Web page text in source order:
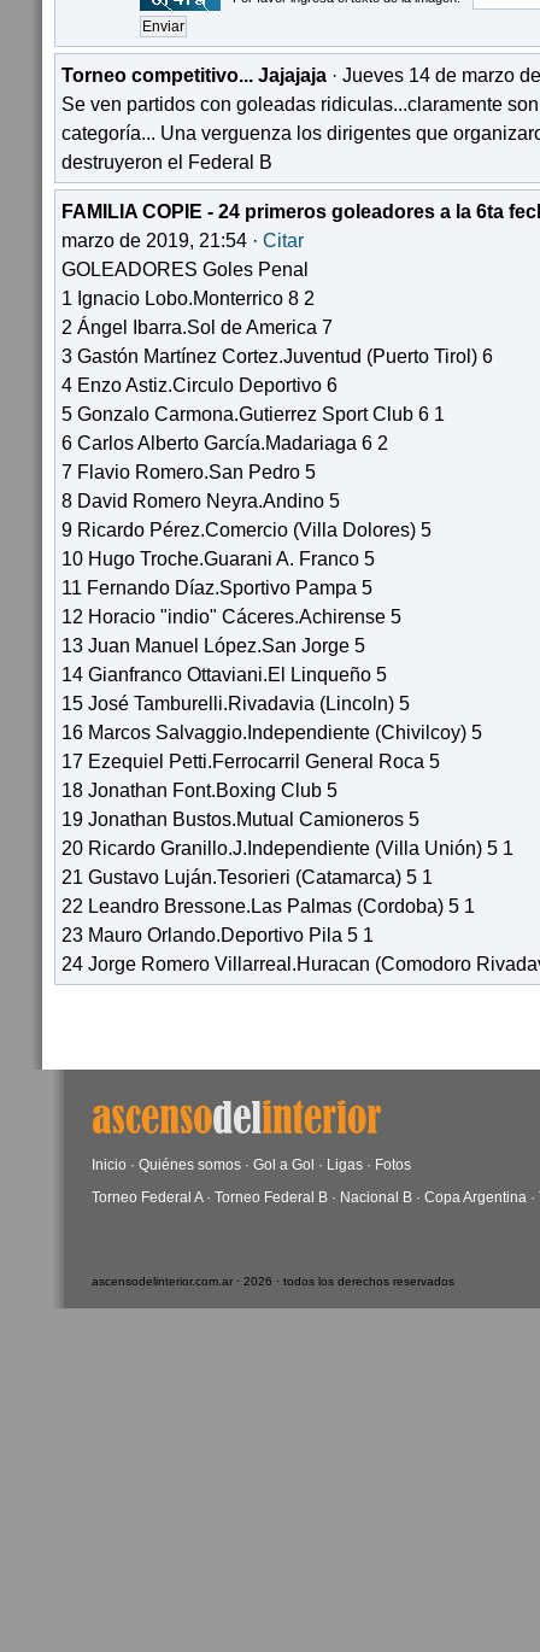
Torneo competitivo... Jajajaja · Jueves 14 de marzo
Se ven partidos con goleadas ridiculas...claramente
categoría... Una verguenza los dirigentes que
destruyeron el Federal B
FAMILIA COPIE - 24 primeros goleadores a la 6ta
marzo de 2019, 21:54 · Citar
GOLEADORES Goles Penal
1 Ignacio Lobo.Monterrico 8 2
2 Ángel Ibarra.Sol de America 7
3 Gastón Martínez Cortez.Juventud (Puerto Tirol) 6
4 Enzo Astiz.Circulo Deportivo 6
5 Gonzalo Carmona.Gutierrez Sport Club 6 1
6 Carlos Alberto García.Madariaga 6 2
7 Flavio Romero.San Pedro 5
8 David Romero Neyra.Andino 5
9 Ricardo Pérez.Comercio (Villa Dolores) 5
10 Hugo Troche.Guarani A. Franco 5
11 Fernando Díaz.Sportivo Pampa 5
12 Horacio "indio" Cáceres.Achirense 5
13 Juan Manuel López.San Jorge 5
14 Gianfranco Ottaviani.El Linqueño 5
15 José Tamburelli.Rivadavia (Lincoln) 5
16 Marcos Salvaggio.Independiente (Chivilcoy) 5
17 Ezequiel Petti.Ferrocarril General Roca 5
18 Jonathan Font.Boxing Club 5
19 Jonathan Bustos.Mutual Camioneros 5
20 Ricardo Granillo.J.Independiente (Villa Unión) 5 1
21 Gustavo Luján.Tesorieri (Catamarca) 5 1
22 Leandro Bressone.Las Palmas (Cordoba) 5 1
23 Mauro Orlando.Deportivo Pila 5 1
24 Jorge Romero Villarreal.Huracan (Comodoro
Inicio · Quiénes somos · Gol a Gol · Ligas · Fotos
Torneo Federal A· Torneo Federal B · Nacional B · Copa Argentina ·
ascensodelinterior.com.ar · 2026 · todos los derechos reservados